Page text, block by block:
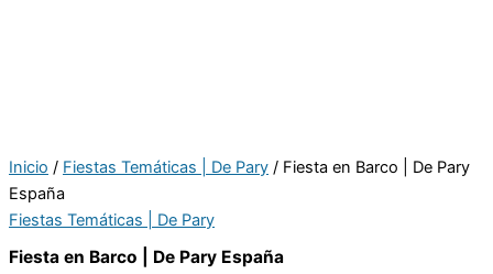
Inicio / Fiestas Temáticas | De Pary / Fiesta en Barco | De Pary
España
Fiestas Temáticas | De Pary
Fiesta en Barco | De Pary España